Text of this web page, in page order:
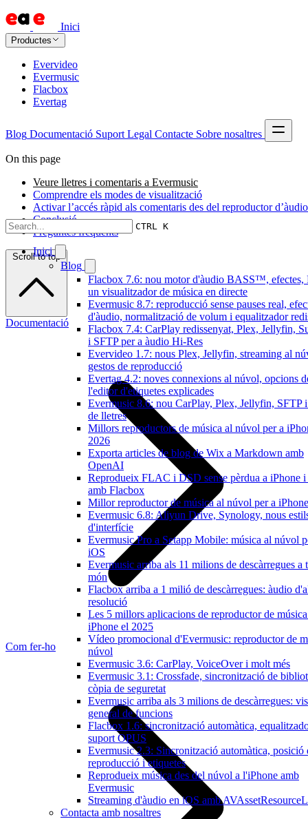
Inici
Productes
Evervideo
Evermusic
Flacbox
Evertag
Blog Documentació Suport Legal Contacte Sobre nosaltres
CTRL K
Inici
Blog
Flacbox 7.6: nou motor d'àudio BASS™, efectes,
un visualitzador de música en directe
Evermusic 8.7: reproducció sense pauses real,
d'àudio, normalització de volum i equalitzador
Flacbox 7.4: CarPlay redissenyat, Plex, Jellyfin,
i SFTP per a àudio Hi-Res
Evervideo 1.7: nous Plex, Jellyfin, streaming al
gestos de reproducció
Evertag 4.2: noves connexions al núvol, opcions
l'editor d'etiquetes explicades
Evermusic 8.6: nou CarPlay, Plex, Jellyfin, SFTP
de lletres
Millors reproductors de música al núvol per a
2026
Exporta articles de blog de Wix a Markdown amb
OpenAI
Reprodueix FLAC i DSD sense pèrdua a iPhone
amb Flacbox
Millor reproductor de música al núvol per a
Evermusic 6.8: Aliyun Drive, Synology, nous
d'interfície
Evermusic Pro a Setapp Mobile: música al núvol
iOS
Evermusic arriba als 11 milions de descàrregues a
món
Flacbox arriba a 1 milió de descàrregues: àudio
resolució
Les 5 millors aplicacions de reproductor de
iPhone el 2025
Vídeo promocional d'Evermusic: reproductor de
núvol
Evermusic 3.6: CarPlay, VoiceOver i molt més
Evermusic 3.1: Crossfade, sincronització de
còpia de seguretat
Evermusic arriba als 3 milions de descàrregues:
general de funcions
Flacbox 1.6: sincronització automàtica,
suport OPUS
Evermusic 2.3: Sincronització automàtica, posició
reproducció i etiquetes
Reprodueix música des del núvol a l'iPhone amb
Evermusic
Streaming d'àudio en iOS amb
Contacta amb nosaltres
On this page
Veure lletres i comentaris a Evermusic
Comprendre els modes de visualització
Activar l’accés ràpid als comentaris des del reproductor d’àudio
Conclusió
Preguntes freqüents
Scroll to top
Documentació
Com fer-ho